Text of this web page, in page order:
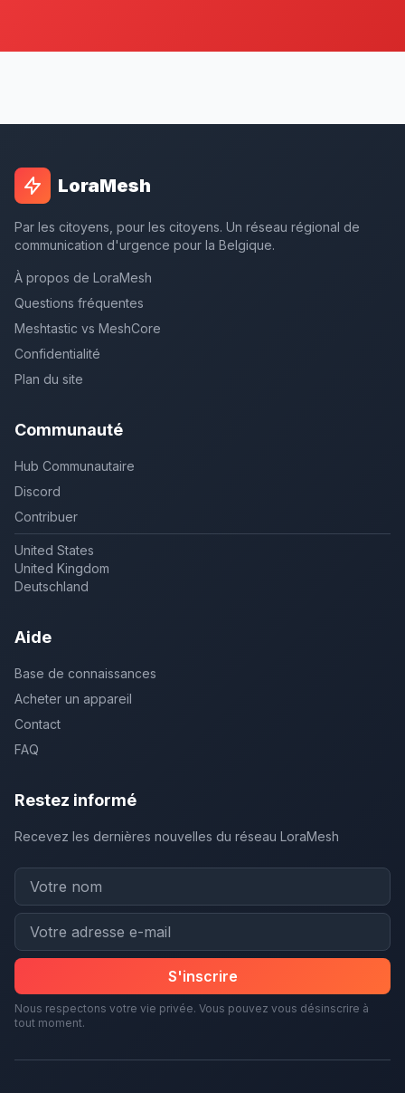
LoraMesh
Par les citoyens, pour les citoyens. Un réseau régional de
communication d'urgence pour la Belgique.
À propos de LoraMesh
Questions fréquentes
Meshtastic vs MeshCore
Confidentialité
Plan du site
Communauté
Hub Communautaire
Discord
Contribuer
United States
United Kingdom
Deutschland
Aide
Base de connaissances
Acheter un appareil
Contact
FAQ
Restez informé
Recevez les dernières nouvelles du réseau LoraMesh
S'inscrire
Nous respectons votre vie privée. Vous pouvez vous désinscrire à
tout moment.